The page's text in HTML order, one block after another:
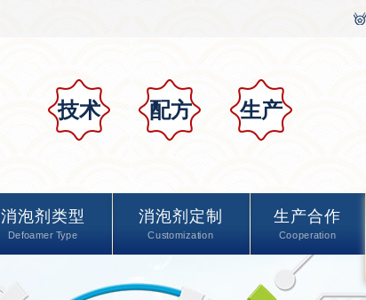
技术 配方 生产
消泡剂类型
Defoamer Type
消泡剂定制
Customization
生产合作
Cooperation